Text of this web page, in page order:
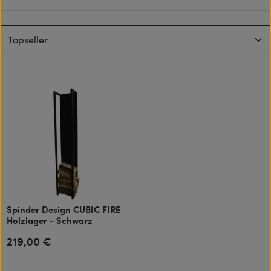
Spinder Design CUBIC FIRE
Holzlager - Schwarz
Regulärer Preis:
219,00 €